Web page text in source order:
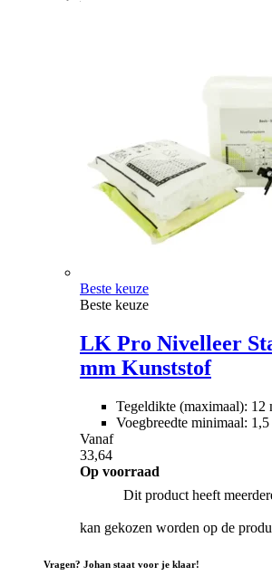
Beste keuze
Beste keuze
LK Pro Nivelleer
mm Kunststof
Tegeldikte (maximaal): 12
Voegbreedte minimaal:
Vanaf
33,64
Op voorraad
Dit product heeft
kan gekozen worden op de
Vragen? Johan staat voor je klaar!